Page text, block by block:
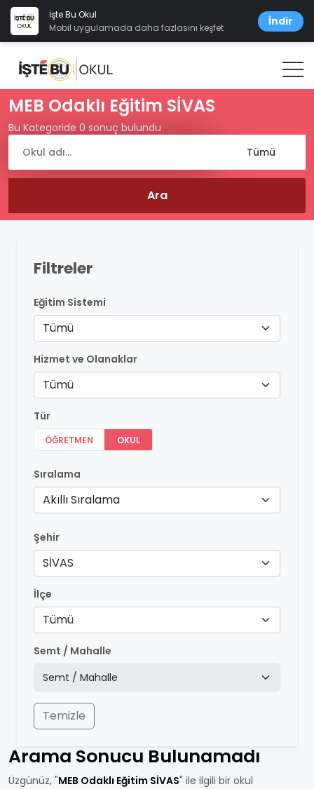
İşte Bu Okul
Mobil uygulamada daha fazlasını keşfet
İndir
MEB Odaklı Eğitim SİVAS
Bu Kategoride 0 sonuç bulundu
Filtreler
Eğitim Sistemi
Tümü
Hizmet ve Olanaklar
Tümü
Tür
ÖĞRETMEN OKUL
Sıralama
Akıllı Sıralama
Şehir
SİVAS
İlçe
Tümü
Semt / Mahalle
Temizle
Arama Sonucu Bulunamadı
Üzgünüz, "MEB Odaklı Eğitim SİVAS" ile ilgili bir okul